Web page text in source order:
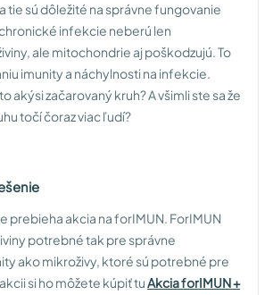
tie sú dôležité na správne fungovanie
infekcie neberú len
ale mitochondrie aj poškodzujú. To
imunity a náchylnosti na infekcie.
akýsi začarovaný kruh? A všimli ste sa že
točí čoraz viac ľudí?
prebieha akcia na forIMUN. ForIMUN
potrebné tak pre správne
ako mikroživy, ktoré sú potrebné pre
si ho môžete kúpiť tuAkcia forIMUN +